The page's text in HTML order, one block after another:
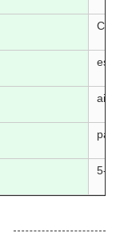
aire/
papel
5-15